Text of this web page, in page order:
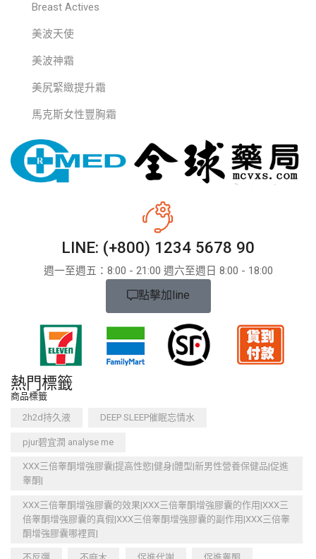
Breast Actives
美波天使
美波神霜
美尻緊緻提升霜
馬克斯女性豐胸霜
LINE: (+800) 1234 5678 90
週一至週五：8:​​00 - 21:00 週六至週日 8:00 - 18:00
點擊加line
熱門標籤
商品標籤
2h2d持久液 DEEP SLEEP催眠忘情水
pjur碧宜潤 analyse me
XXX三倍睾酮增強膠囊|提高性慾|健身|體型|新男性營養保健品|促進
睾酮|
XXX三倍睾酮增強膠囊的效果|XXX三倍睾酮增強膠囊的作用|XXX三
倍睾酮增強膠囊的真假|XXX三倍睾酮增強膠囊的副作用|XXX三倍睾
酮增強膠囊哪裡買|